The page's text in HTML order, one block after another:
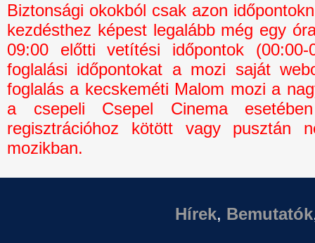
Biztonsági okokból csak azon
kezdésthez képest legalább még egy
09:00 előtti vetítési időpontok
foglalási időpontokat a mozi saját
foglalás a kecskeméti Malom mozi a
a csepeli Csepel Cinema
regisztrációhoz kötött vagy pusztán
mozikban.
Hírek, Bemutatók